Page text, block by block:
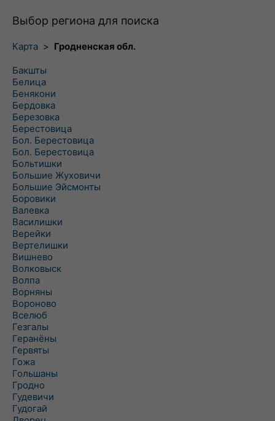
Выбор региона для поиска
Карта > Гродненская обл.
Бакшты
Белица
Бенякони
Бердовка
Березовка
Берестовица
Бол. Берестовица
Бол. Берестовица
Больтишки
Большие Жуховичи
Большие Эйсмонты
Боровики
Валевка
Василишки
Верейки
Вертелишки
Вишнево
Волковыск
Волпа
Ворняны
Вороново
Вселюб
Гезгалы
Геранёны
Гервяты
Гожа
Гольшаны
Гродно
Гудевичи
Гудогай